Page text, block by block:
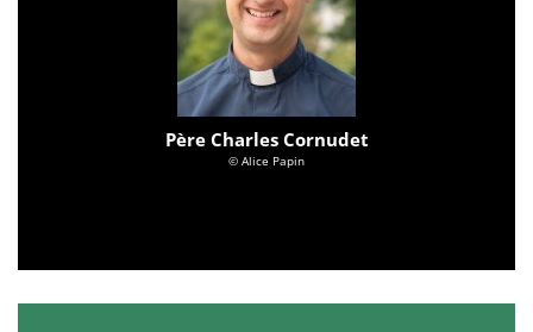
Père Charles Cornudet
© Alice Papin